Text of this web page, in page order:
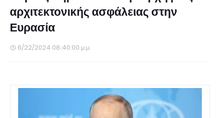
αρχιτεκτονικής ασφάλειας στην
Ευρασία
6/22/2024 08:40:00 μ.μ.